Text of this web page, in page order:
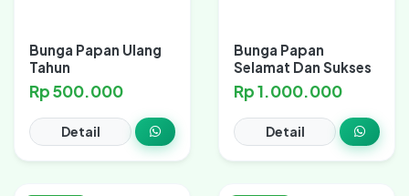
Bunga Papan Ulang
Tahun
Rp 500.000
Detail
Bunga Papan
Selamat Dan Sukses
Rp 1.000.000
Detail